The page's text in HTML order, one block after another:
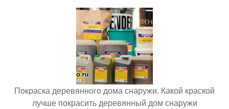
Покраска деревянного дома снаружи. Какой краской
лучше покрасить деревянный дом снаружи